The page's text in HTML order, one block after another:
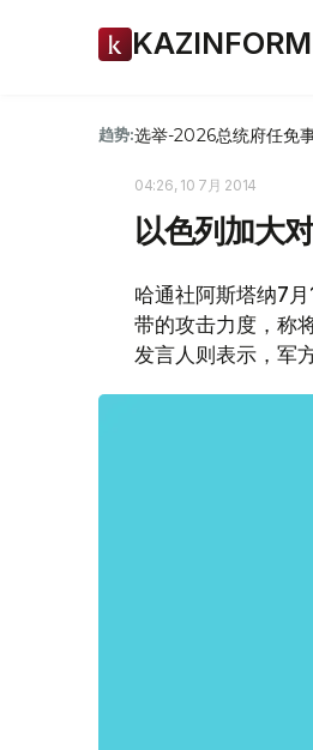
KAZINFORM
趋势:选举-2026总统府任免
04:26, 10 7月 2014
以色列加大
哈通社阿斯塔纳7
带的攻击力度，称
发言人则表示，军